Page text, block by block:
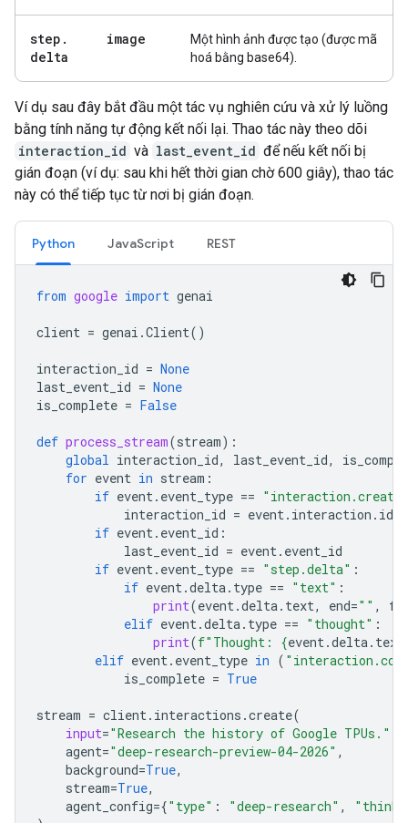
step .
delta
image
Một hình ảnh được tạo (được mã
hoá bằng base64).
Ví dụ sau đây bắt đầu một tác vụ nghiên cứu và xử lý luồng
bằng tính năng tự động kết nối lại. Thao tác này theo dõi
interaction_id và last_event_id để nếu kết nối bị
gián đoạn (ví dụ: sau khi hết thời gian chờ 600 giây), thao tác
này có thể tiếp tục từ nơi bị gián đoạn.
Python JavaScript REST
from google import genai
client = genai .Client()
interaction_id = None
last_event_id = None
is_complete = False
def process_stream(stream):
global interaction_id, last_event_id,
for event in stream :
if event. event_type ==
interaction_id = event. interaction . id
if event. event_id :
last_event_id = event. event_id
if event. event_type == "step.delta" :
if event.delta. type == "text" :
print(event.delta. text, end="" ,
elif event.delta. type == "thought" :
print(f"Thought: {event.delta. text
elif event. event_type in (
is_complete = True
stream = client. interactions .create(
input="Research the history of Google TPUs."
agent="deep-research-preview-04-2026" ,
background=True,
stream=True,
agent_config={"type" : "deep-research" ,